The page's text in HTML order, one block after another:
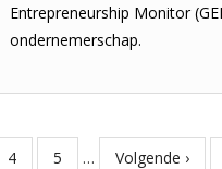
Entrepreneurship Monitor
ondernemerschap.
Page
4 Page
5 …
Volgende
Volgende ›